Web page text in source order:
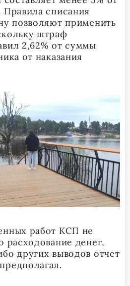
списания
позволяют применить
штраф
2,62% от суммы
от наказания
работ КСП не
расходование денег,
других выводов отчет